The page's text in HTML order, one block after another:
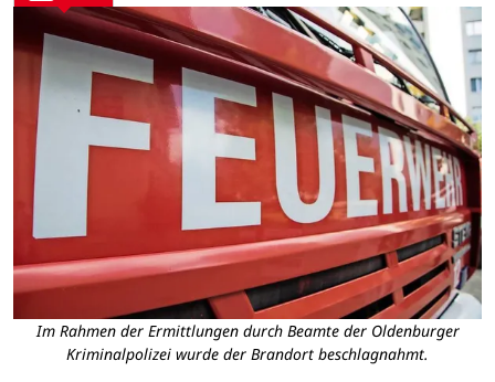
Im Rahmen der Ermittlungen durch Beamte der Oldenburger
Kriminalpolizei wurde der Brandort beschlagnahmt.